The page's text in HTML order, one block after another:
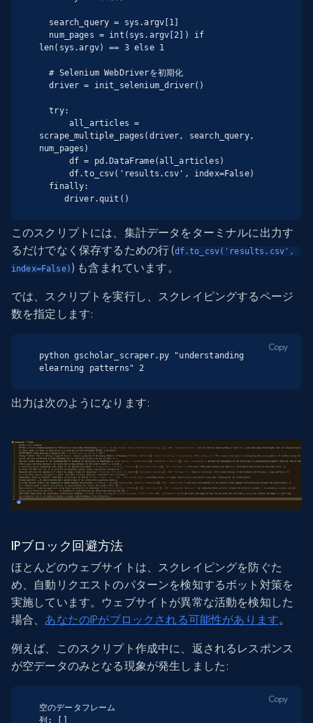
len(sys.argv) == 3 else 1
  # Selenium WebDriverを初期化
  driver = init_selenium_driver()
  try:
scrape_multiple_pages(driver, search_query,
num_pages)
     driver.quit()
このスクリプトには、集計データをターミナルに出力す
るだけでなく保存するための行 (df.to_csv('results.csv',
index=False) ) も含まれています。
では、スクリプトを実行し、スクレイピングするページ
数を指定します:
python gscholar_scraper.py "understanding
elearning patterns" 2
Copy
出力は次のようになります:
IPブロック回避方法
ほとんどのウェブサイトは、スクレイピングを防ぐた
め、自動リクエストのパターンを検知するボット対策を
実施しています。ウェブサイトが異常な活動を検知した
場合、 あなたのIPがブロックされる可能性があります。
例えば、このスクリプト作成中に、返されるレスポンス
が空データのみとなる現象が発生しました:
空のデータフレーム
列: []
Copy